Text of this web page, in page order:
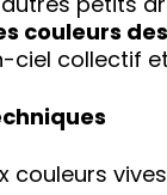
couleurs
ciel collectif
couleurs